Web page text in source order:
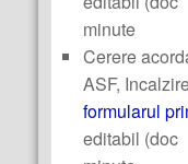
minute
Cerere
ASF,
formularul
editabil